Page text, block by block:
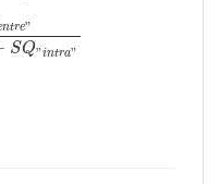
ntre"
SQ"intra"